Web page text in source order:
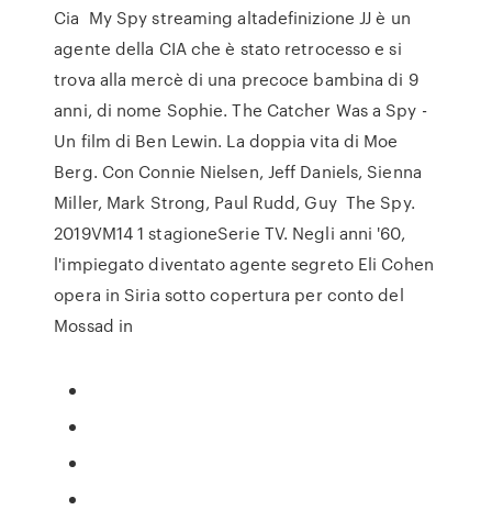
Cia My Spy streaming altadefinizione JJ è un
agente della CIA che è stato retrocesso e si
trova alla mercè di una precoce bambina di 9
anni, di nome Sophie. The Catcher Was a Spy -
Un film di Ben Lewin. La doppia vita di Moe
Berg. Con Connie Nielsen, Jeff Daniels, Sienna
Miller, Mark Strong, Paul Rudd, Guy The Spy.
2019VM14 1 stagioneSerie TV. Negli anni '60,
l'impiegato diventato agente segreto Eli Cohen
opera in Siria sotto copertura per conto del
Mossad in